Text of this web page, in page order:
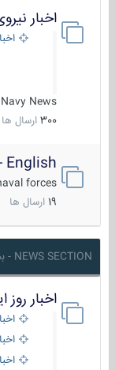
اخبار
Navy News
300 ارسال ها
- English
forces!
ارسال ها
NEWS SECTION - بخش خبر
اخبار روز
اخبار